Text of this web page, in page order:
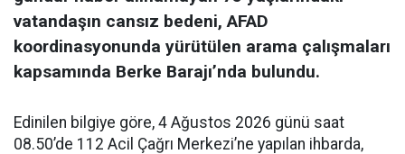
vatandaşın cansız bedeni, AFAD
koordinasyonunda yürütülen arama çalışmaları
kapsamında Berke Barajı’nda bulundu.
Edinilen bilgiye göre, 4 Ağustos 2026 günü saat
08.50’de 112 Acil Çağrı Merkezi’ne yapılan ihbarda,